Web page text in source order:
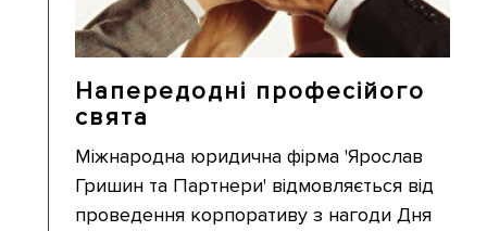
Напередодні професійого
свята
Міжнародна юридична фірма 'Ярослав
Гришин та Партнери' відмовляється від
проведення корпоративу з нагоди Дня